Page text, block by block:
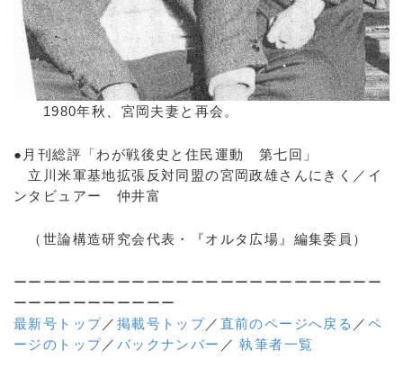
1980年秋、宮岡夫妻と再会。
●月刊総評「わが戦後史と住民運動 第七回」
立川米軍基地拡張反対同盟の宮岡政雄さんにきく／イ
ンタビュアー 仲井富
（世論構造研究会代表・『オルタ広場』編集委員）
ーーーーーーーーーーーーーーーーーーーーーーーーー
ーーーーーーーーーーー
最新号トップ／ 掲載号トップ／ 直前のページへ戻る ／ ペ
ージのトップ／ バックナンバー ／執筆者一覧